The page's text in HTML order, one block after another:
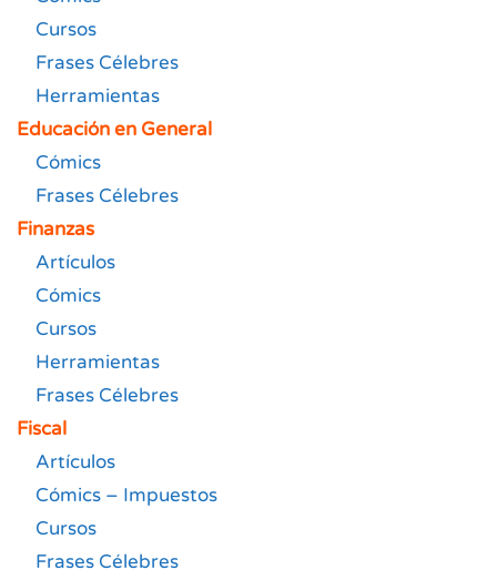
Cursos
Frases Célebres
Herramientas
Educación en General
Cómics
Frases Célebres
Finanzas
Artículos
Cómics
Cursos
Herramientas
Frases Célebres
Fiscal
Artículos
Cómics – Impuestos
Cursos
Frases Célebres